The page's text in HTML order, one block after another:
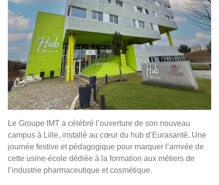
Le Groupe IMT a célébré l’ouverture de son nouveau
campus à Lille, installé au cœur du hub d’Eurasanté. Une
journée festive et pédagogique pour marquer l’arrivée de
cette usine-école dédiée à la formation aux métiers de
l’industrie pharmaceutique et cosmétique.